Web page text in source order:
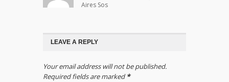
Aires Sos
LEAVE A REPLY
Your email address will not be published.
Required fields are marked*